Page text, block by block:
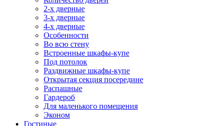
2-х дверные
3-х дверные
4-х дверные
Особенности
Во всю стену
Встроенные шкафы-купе
Под потолок
Раздвижные шкафы-купе
Открытая секция посередине
Распашные
Гардероб
Для маленького помещения
Эконом
Гостиные